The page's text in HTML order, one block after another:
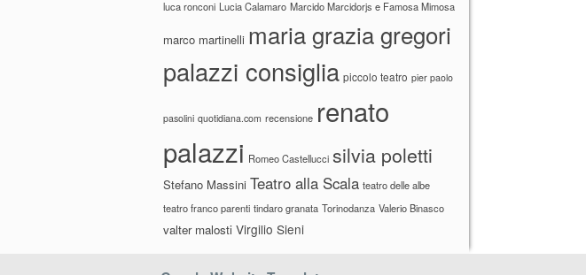
luca ronconi Lucia Calamaro Marcido Marcidorjs e Famosa Mimosa
marco martinelli maria grazia gregori
palazzi consiglia piccolo teatro pier paolo
pasolini quotidiana.com recensione renato
palazzi Romeo Castellucci silvia poletti
Stefano Massini Teatro alla Scala teatro delle albe
teatro franco parenti tindaro granata Torinodanza Valerio Binasco
valter malosti Virgilio Sieni